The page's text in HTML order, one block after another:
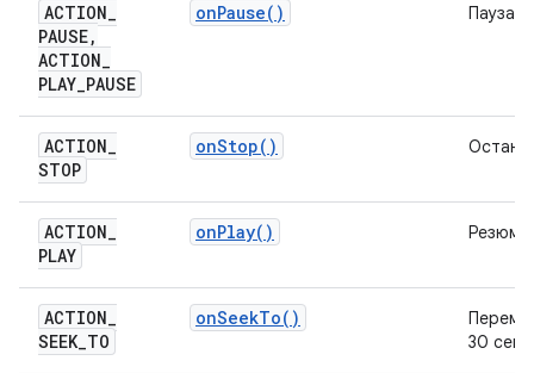
ACTION_
PAUSE,
ACTION_
PLAY_PAUSE
onPause( ) Пауза
ACTION_
STOP
onStop( )
ACTION_
PLAY
onPlay( ) Резюме
ACTION_
SEEK_TO
onSeekTo( )
30